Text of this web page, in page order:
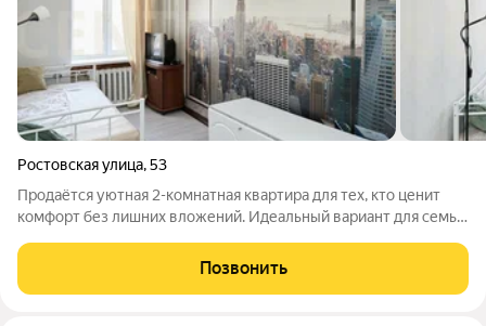
Ростовская улица,53
Продаётся уютная 2-комнатная квартира для тех, кто ценит
комфорт без лишних вложений. Идеальный вариант для семьи
дом: крепкий кирпичный, чистый отремонтированный
подъезд; ремонт:
Позвонить